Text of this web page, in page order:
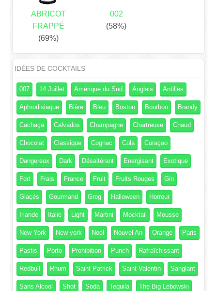
ABRICOT
FRAPPÉ
(69%)
002
(58%)
IDÉES DE COCKTAILS
007 14 Juillet Amérique du Sud Anglais Antilles
Aphrodisiaque Bière Bleu Boston Bourbon Brandy
Cachaça Calvados Champagne Chartreuse Chaud
Chocolat Classique Cognac Cola Curaçao
Dangereux Dark Désaltérant Energisant Exotique
Fort Frais France Fruit Fruits Rouges Gin
Glaçés Gourmand Grog Halloween Horreur
Irlande Italie Light Martini Mocktail Mousse
New York New york Noel Nouvel An Orange Paris
Pastis Porto Prohibition Punch Rafraîchissant
Redbull Rhum Saint Patrick Saint Valentin Sanglant
Sans Alcool Shot Soda Tequila The Big Lebowski